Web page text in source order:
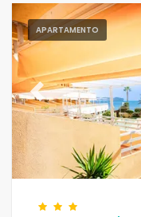
APARTAMENTO
Previous